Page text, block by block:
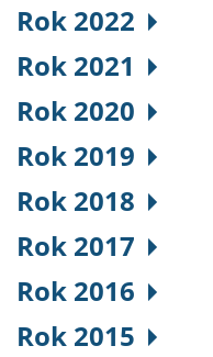
Rok 2022
Rok 2021
Rok 2020
Rok 2019
Rok 2018
Rok 2017
Rok 2016
Rok 2015